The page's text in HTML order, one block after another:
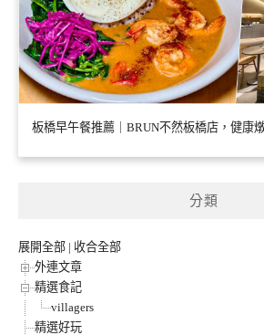
板橋早午餐推薦｜BRUN不然板橋店，健康
分類
展開全部 | 收合全部
外連文章
精選食記
villagers
精選好玩